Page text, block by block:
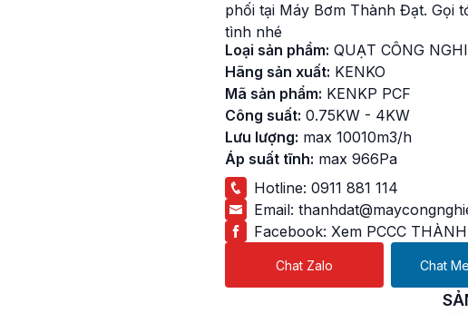
phối tại Máy Bơm Thành Đạt. Gọi
tình nhé
Loại sản phẩm: QUẠT CÔNG
Hãng sản xuất: KENKO
Mã sản phẩm: KENKP PCF
Công suất: 0.75KW - 4KW
Lưu lượng: max 10010m3/h
Áp suất tĩnh: max 966Pa
Hotline: 0911 881 114
Email:
Facebook: Xem PCCC
Chat Zalo Chat